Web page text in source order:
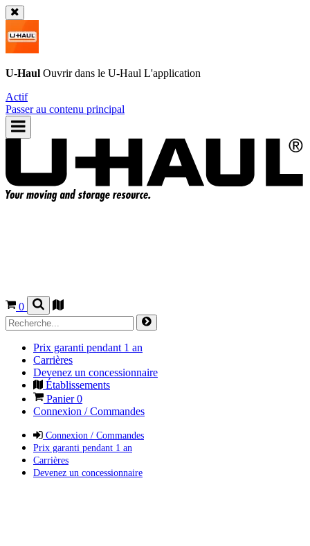
U-Haul Ouvrir dans le U-Haul L'application
Actif
Passer au contenu principal
0
Prix garanti pendant 1 an
Carrières
Devenez un concessionnaire
Établissements
Panier0
Connexion / Commandes
Connexion / Commandes
Prix garanti pendant 1 an
Carrières
Devenez un concessionnaire